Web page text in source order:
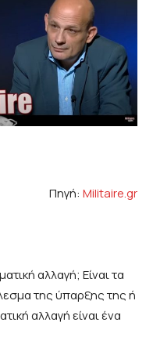
Πηγή: Militaire.gr
αλλαγή; Είναι τα
της ύπαρξης της ή
αλλαγή είναι ένα